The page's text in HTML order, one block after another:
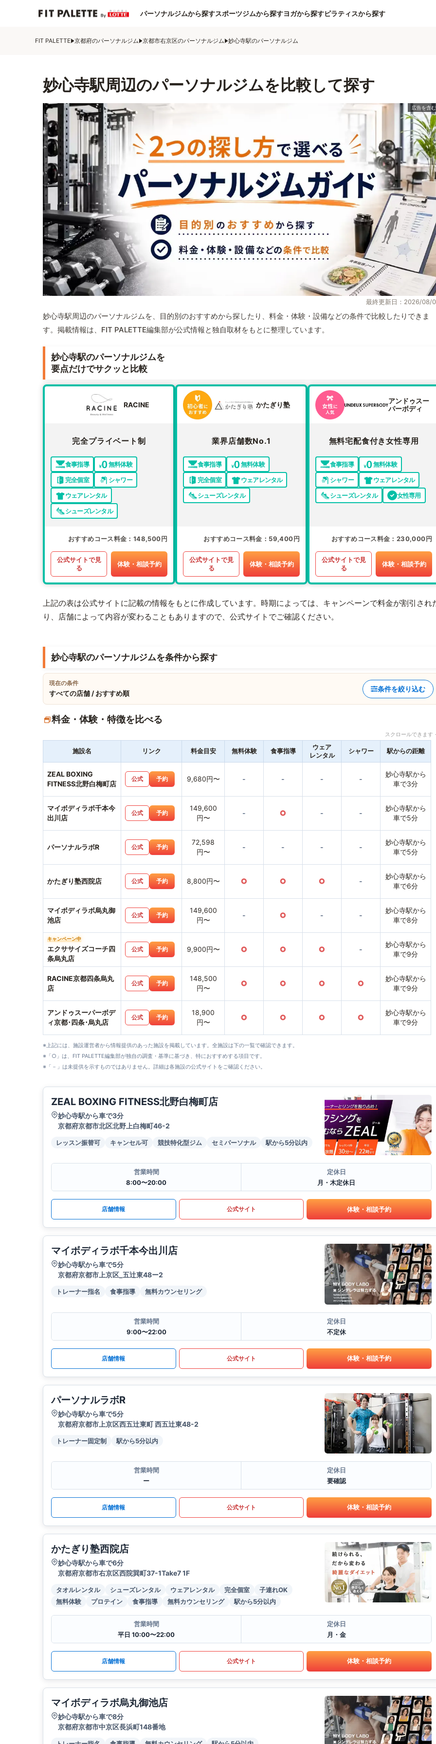
パーソナルジムから探すスポーツジムから探すヨガから探すピラティスから探す
FIT PALETTE 京都府のパーソナルジム 京都市右京区のパーソナルジム 妙心寺駅のパーソナルジム
妙心寺駅周辺のパーソナルジムを比較して探す
最終更新日：2026/08/
妙心寺駅周辺のパーソナルジムを、目的別のおすすめから探したり、料金・体験・設備などの条件で比較したりできま
す。掲載情報は、FIT PALETTE編集部が公式情報と独自取材をもとに整理しています。
妙心寺駅のパーソナルジムを
要点だけでサクッと比較
RACINE
完全プライベート制
食事指導
無料体験
完全個室
シャワー
ウェアレンタル
シューズレンタル
おすすめコース料金 148,500円
公式サイトで見
る
体験・相談予約
かたぎり塾
業界店舗数No.1
食事指導
無料体験
完全個室
ウェアレンタル
シューズレンタル
おすすめコース料金 59,400円
公式サイトで見
る
体験・相談予約
アンドゥスー
パーボディ
無料宅配食付き女性専用
食事指導
無料体験
シャワー
ウェアレンタル
シューズレンタル
女性専用
おすすめコース料金 230,000円
公式サイトで見
る
体験・相談予約
上記の表は公式サイトに記載の情報をもとに作成しています。時期によっては、キャンペーンで料金が割引され
り、店舗によって内容が変わることもありますので、公式サイトでご確認ください。
妙心寺駅のパーソナルジムを条件から探す
現在の条件
すべての店舗 / おすすめ順
条件を絞り込む
料金・体験・特徴を比べる
スクロールできま
施設名 リンク 料金目安 無料体験 食事指導
ウェア
レンタル
シャワー 駅からの距離
ZEAL BOXING
FITNESS北野白梅町店
公式 予約 9,680円〜 - - - -
妙心寺駅から
車で3分
マイボディラボ千本今
出川店
公式 予約
149,600
円〜
- ○ - -
妙心寺駅から
車で5分
パーソナルラボR 公式 予約
72,598
円〜
- - - -
妙心寺駅から
車で5分
かたぎり塾西院店 公式 予約 8,800円〜 ○ ○ ○ -
妙心寺駅から
車で6分
マイボディラボ烏丸御
池店
公式 予約
149,600
円〜
- ○ - -
妙心寺駅から
車で8分
キャンペーン中
エクササイズコーチ四
条烏丸店
公式 予約 9,900円〜 ○ ○ ○ -
妙心寺駅から
車で9分
RACINE京都四条烏丸
店
公式 予約
148,500
円〜
○ ○ ○ ○
妙心寺駅から
車で9分
アンドゥスーパーボデ
ィ京都･四条･烏丸店
公式 予約
18,900
円〜
○ ○ ○ ○
妙心寺駅から
車で9分
※上記には、施設運営者から情報提供のあった施設を掲載しています。全施設は下の一覧で確認できます。
※「○」は、FIT PALETTE編集部が独自の調査・基準に基づき、特におすすめする項目です。
※「－」は未提供を示すものではありません。詳細は各施設の公式サイトをご確認ください。
ZEAL BOXING FITNESS北野白梅町店
妙心寺駅から車で3分
京都府京都市北区北野上白梅町46-2
レッスン振替可 キャンセル可 競技特化型ジム セミパーソナル 駅から5分以内
営業時間
8:00〜20:00
定休日
月・木定休日
店舗情報 公式サイト 体験・相談予約
マイボディラボ千本今出川店
妙心寺駅から車で5分
京都府京都市上京区_五辻東48ー2
トレーナー指名 食事指導 無料カウンセリング
営業時間
9:00〜22:00
定休日
不定休
店舗情報 公式サイト 体験・相談予約
パーソナルラボR
妙心寺駅から車で5分
京都府京都市上京区西五辻東町 西五辻東48-2
トレーナー固定制 駅から5分以内
営業時間
ー
定休日
要確認
店舗情報 公式サイト 体験・相談予約
かたぎり塾西院店
妙心寺駅から車で6分
京都府京都市右京区西院巽町37-1Take7 1F
タオルレンタル シューズレンタル ウェアレンタル 完全個室
子連れOK
無料体験
プロテイン 食事指導 無料カウンセリング 駅から5分以内
営業時間
平日 10:00〜22:00
定休日
月・金
店舗情報 公式サイト 体験・相談予約
マイボディラボ烏丸御池店
妙心寺駅から車で8分
京都府京都市中京区長浜町148番地